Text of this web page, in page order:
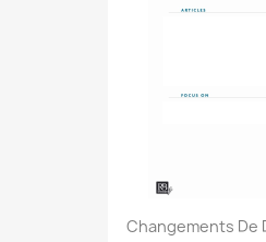
Changements De